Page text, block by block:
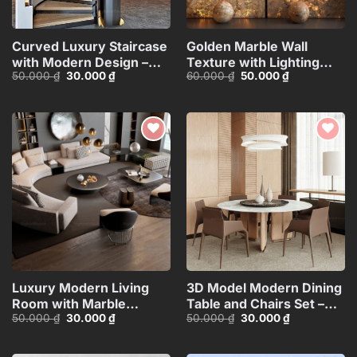
Curved Luxury Staircase
with Modern Design –
3ds Max
50.000₫ Giá
30.000₫Giá
hiện
30.000 ₫.
Golden Marble Wall
Texture with Lighting
Effect_15593723
60.000₫ Giá
50.000₫Giá
hiện
50.000 ₫.
Add to
wishlist
Luxury Modern Living
Room with Marble
Coffee Table and Black
Model_114971306
50.000₫ Giá
30.000₫Giá
hiện
Add to
3D Model Modern Dining
Table and Chairs Set –
3ds Max_104552461
50.000₫ Giá
30.000₫Giá
hiện